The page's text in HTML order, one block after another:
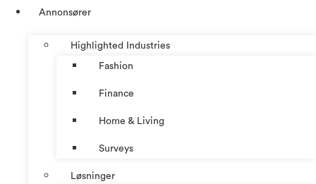
Annonsører
Highlighted Industries
Fashion
Finance
Home & Living
Surveys
Løsninger